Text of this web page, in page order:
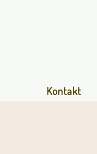
Kontakt